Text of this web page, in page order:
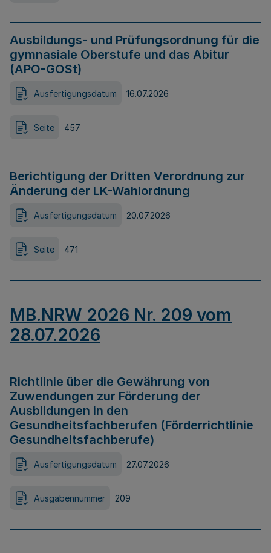
Ausbildungs- und Prüfungsordnung für die
gymnasiale Oberstufe und das Abitur
(APO-GOSt)
Ausfertigungsdatum 16.07.2026
Seite 457
Berichtigung der Dritten Verordnung zur
Änderung der LK-Wahlordnung
Ausfertigungsdatum 20.07.2026
Seite 471
MB.NRW 2026 Nr. 209 vom
28.07.2026
Richtlinie über die Gewährung von
Zuwendungen zur Förderung der
Ausbildungen in den
Gesundheitsfachberufen (Förderrichtlinie
Gesundheitsfachberufe)
Ausfertigungsdatum 27.07.2026
Ausgabennummer 209